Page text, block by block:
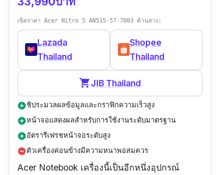
เช็คราคา Acer Nitro 5 AN515-57-7083 ด้านล่าง:
Lazada
Thailand
Shopee
Thailand
shopping_cartJIB Thailand
add_circleชิประมวลผลข้อมูลและกราฟิกความเร็วสูง
add_circleหน้าจอแสดงผลสำหรับการใช้งานระดับมาตรฐาน
add_circleอัตรารีเฟรชหน้าจอระดับสูง
remove_circleตัวเครื่องค่อนข้างมีความหนาพอสมควร
Acer Notebook เครื่องนี้เป็นอีกหนึ่งอุปกรณ์